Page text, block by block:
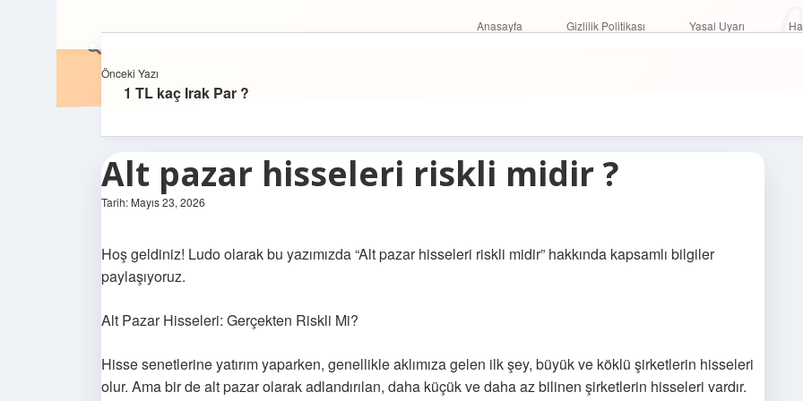
Anasayfa Gizlilik Politikası Yasal Uyarı
Alt pazar hisseleri riskli midir ?
Tarih: Mayıs 23, 2026
Hoş geldiniz! Ludo olarak bu yazımızda “Alt pazar hisseleri riskli midir” hakkında kapsamlı bilgiler
paylaşıyoruz.
Alt Pazar Hisseleri: Gerçekten Riskli Mi?
Hisse senetlerine yatırım yaparken, genellikle aklımıza gelen ilk şey, büyük ve köklü şirketlerin hisseleri
olur. Ama bir de alt pazar olarak adlandırılan, daha küçük ve daha az bilinen şirketlerin hisseleri vardır.
Önceki Yazı
1 TL kaç Irak Par ?
Anasayfa Gizlilik Politikası Yasal Uyarı